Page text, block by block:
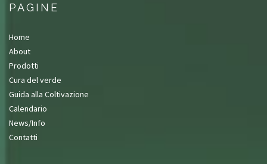
PAGINE
Home
About
Prodotti
Cura del verde
Guida alla Coltivazione
Calendario
News/Info
Contatti